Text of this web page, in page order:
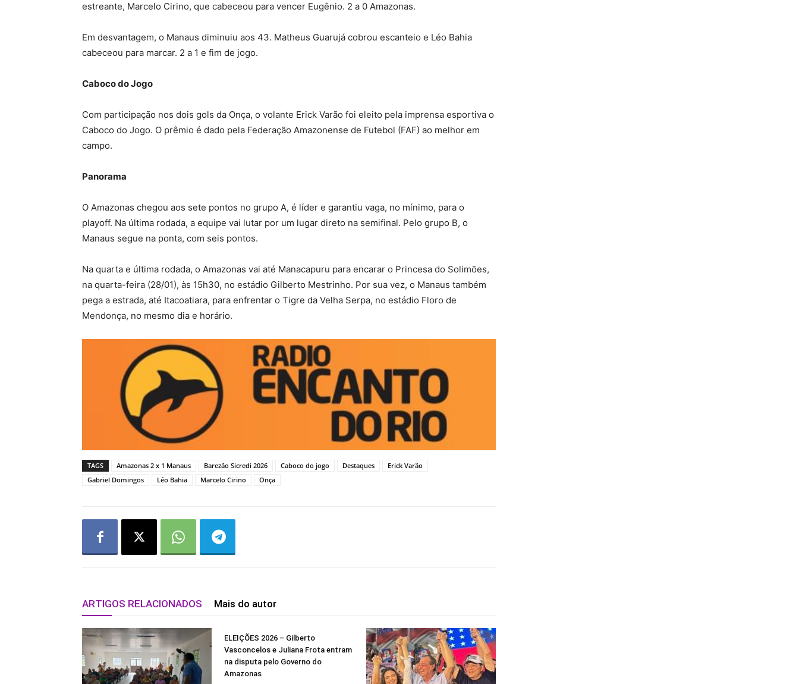
estreante, Marcelo Cirino, que cabeceou para vencer Eugênio. 2 a 0 Amazonas.
Em desvantagem, o Manaus diminuiu aos 43. Matheus Guarujá cobrou escanteio e Léo Bahia
cabeceou para marcar. 2 a 1 e fim de jogo.
Caboco do Jogo
Com participação nos dois gols da Onça, o volante Erick Varão foi eleito pela imprensa esportiva o
Caboco do Jogo. O prêmio é dado pela Federação Amazonense de Futebol (FAF) ao melhor em
campo.
Panorama
O Amazonas chegou aos sete pontos no grupo A, é líder e garantiu vaga, no mínimo, para o
playoff. Na última rodada, a equipe vai lutar por um lugar direto na semifinal. Pelo grupo B, o
Manaus segue na ponta, com seis pontos.
Na quarta e última rodada, o Amazonas vai até Manacapuru para encarar o Princesa do Solimões,
na quarta-feira (28/01), às 15h30, no estádio Gilberto Mestrinho. Por sua vez, o Manaus também
pega a estrada, até Itacoatiara, para enfrentar o Tigre da Velha Serpa, no estádio Floro de
Mendonça, no mesmo dia e horário.
TAGS Amazonas 2 x 1 Manaus Barezão Sicredi 2026 Caboco do jogo Destaques
Erick Varão
Gabriel Domingos
Léo Bahia Marcelo Cirino Onça
ARTIGOS RELACIONADOS Mais do autor
ELEIÇÕES 2026 – Gilberto
Vasconcelos e Juliana Frota entram
na disputa pelo Governo do
Amazonas